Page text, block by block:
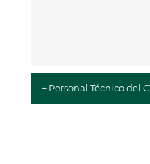
+ Personal Técnico del